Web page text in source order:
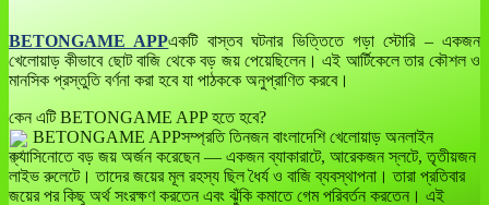
BETONGAME APPএকটি বাস্তব ঘটনার ভিত্তিতে গড়া স্টোরি – একজন
খেলোয়াড় কীভাবে ছোট বাজি থেকে বড় জয় পেয়েছিলেন। এই আর্টিকেলে তার কৌশল ও
মানসিক প্রস্তুতি বর্ণনা করা হবে যা পাঠককে অনুপ্রাণিত করবে।
কেন এটি BETONGAME APP হতে হবে?
BETONGAME APPসম্প্রতি তিনজন বাংলাদেশি খেলোয়াড় অনলাইন
ক্যাসিনোতে বড় জয় অর্জন করেছেন — একজন ব্যাকারাটে, আরেকজন স্লটে, তৃতীয়জন
লাইভ রুলেটে। তাদের জয়ের মূল রহস্য ছিল ধৈর্য ও বাজি ব্যবস্থাপনা। তারা প্রতিবার
জয়ের পর কিছু অর্থ সংরক্ষণ করতেন এবং ঝুঁকি কমাতে গেম পরিবর্তন করতেন। এই